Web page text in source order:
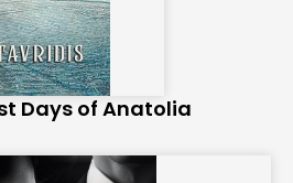
Days of Anatolia